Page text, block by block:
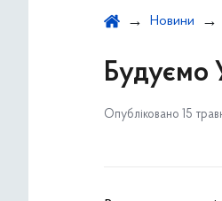
Новини
Будуємо
Опубліковано 15